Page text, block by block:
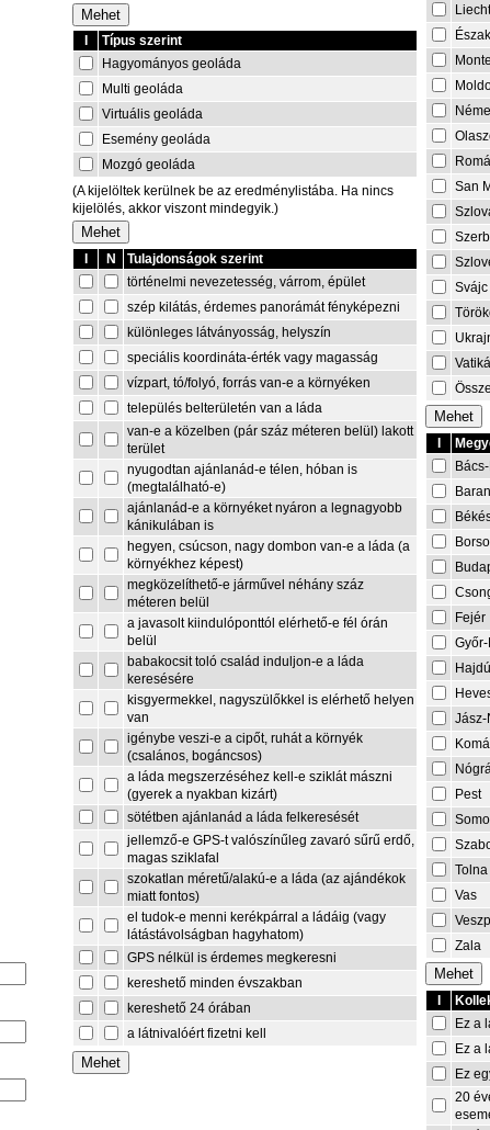
Típus szerint
Hagyományos geoláda
Multi geoláda
Virtuális geoláda
Esemény geoláda
Mozgó geoláda
(A kijelöltek kerülnek be az eredménylistába. Ha nincs
kijelölés, akkor viszont mindegyik.)
N
Tulajdonságok szerint
történelmi nevezetesség, várrom, épület
szép kilátás, érdemes panorámát fényképezni
különleges látványosság, helyszín
speciális koordináta-érték vagy magasság
vízpart, tó/folyó, forrás van-e a környéken
település belterületén van a láda
van-e a közelben (pár száz méteren belül) lakott
terület
nyugodtan ajánlanád-e télen, hóban is
(megtalálható-e)
ajánlanád-e a környéket nyáron a legnagyobb
kánikulában is
hegyen, csúcson, nagy dombon van-e a láda (a
környékhez képest)
megközelíthető-e járművel néhány száz
méteren belül
a javasolt kiindulóponttól elérhető-e fél órán
belül
babakocsit toló család induljon-e a láda
keresésére
kisgyermekkel, nagyszülőkkel is elérhető helyen
van
igénybe veszi-e a cipőt, ruhát a környék
(csalános, bogáncsos)
a láda megszerzéséhez kell-e sziklát mászni
(gyerek a nyakban kizárt)
sötétben ajánlanád a láda felkeresését
jellemző-e GPS-t valószínűleg zavaró sűrű erdő,
magas sziklafal
szokatlan méretű/alakú-e a láda (az ajándékok
miatt fontos)
el tudok-e menni kerékpárral a ládáig (vagy
látástávolságban hagyhatom)
GPS nélkül is érdemes megkeresni
kereshető minden évszakban
kereshető 24 órában
a látnivalóért fizetni kell
San
Svájc
I
Fejér
Jász-
Pest
Tolna
Vas
Zala
Ez a
Ez a
Ez
20